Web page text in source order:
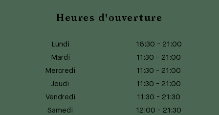
Heures d'ouverture
Lundi 16:30 - 21:00
Mardi
11:30 - 21:00
Mercredi
11:30 - 21:00
Jeudi
11:30 - 21:00
Vendredi
11:30 - 21:30
Samedi
12:00 - 21:30